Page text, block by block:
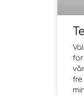
för
fre